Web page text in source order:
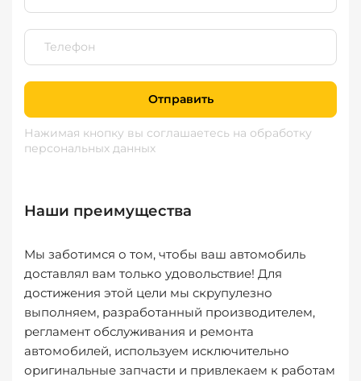
Отправить
Нажимая кнопку вы соглашаетесь на обработку
персональных данных
Наши преимущества
Мы заботимся о том, чтобы ваш автомобиль
доставлял вам только удовольствие! Для
достижения этой цели мы скрупулезно
выполняем, разработанный производителем,
регламент обслуживания и ремонта
автомобилей, используем исключительно
оригинальные запчасти и привлекаем к работам